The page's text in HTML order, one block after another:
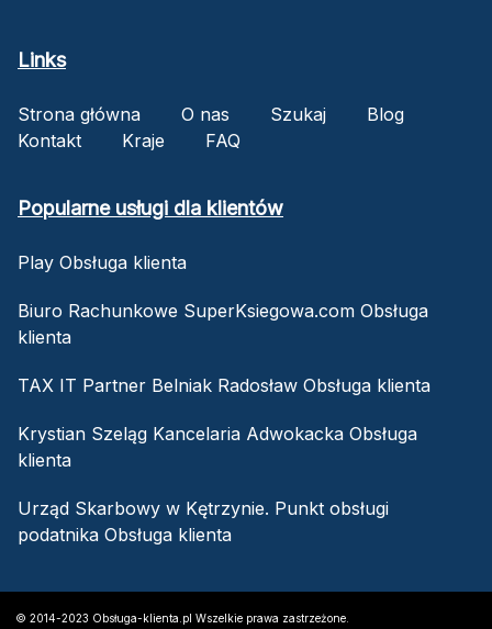
Links
Strona główna O nas Szukaj
Blog
Kontakt
Kraje FAQ
Popularne usługi dla klientów
Play Obsługa klienta
Biuro Rachunkowe SuperKsiegowa.com Obsługa
klienta
TAX IT Partner Belniak Radosław Obsługa klienta
Krystian Szeląg Kancelaria Adwokacka Obsługa
klienta
Urząd Skarbowy w Kętrzynie. Punkt obsługi
podatnika Obsługa klienta
© 2014-2023 Obsługa-klienta.pl Wszelkie prawa zastrzeżone.